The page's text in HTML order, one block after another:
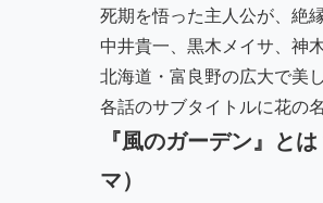
死期を悟った主人公が、絶
中井貴一、黒木メイサ、神
北海道・富良野の広大で美
各話のサブタイトルに花の
『風のガーデン』と
マ）